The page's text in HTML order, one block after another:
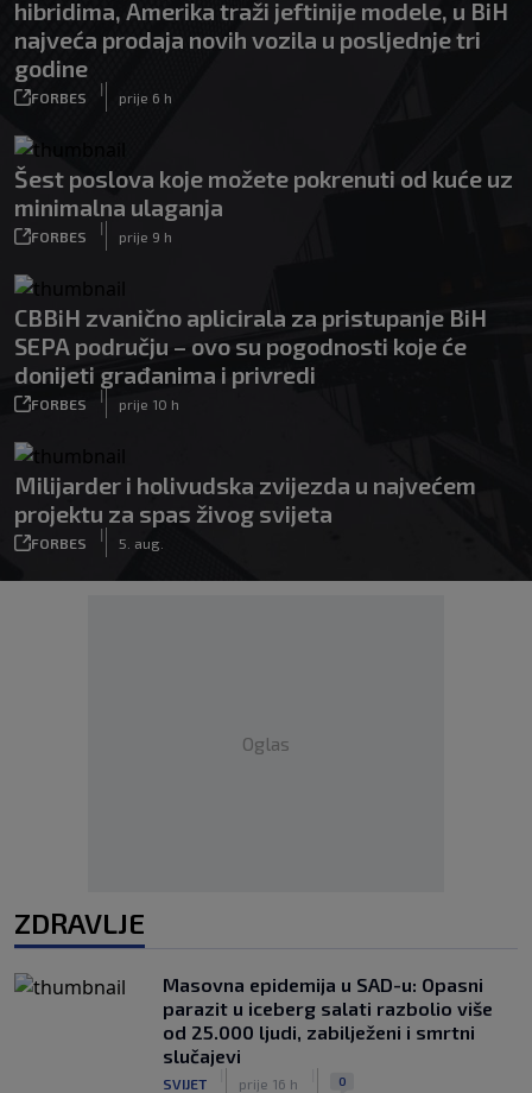
hibridima, Amerika traži jeftinije modele, u BiH
najveća prodaja novih vozila u posljednje tri
godine
FORBES
|
prije 6 h
Šest poslova koje možete pokrenuti od kuće uz
minimalna ulaganja
FORBES
|
prije 9 h
CBBiH zvanično aplicirala za pristupanje BiH
SEPA području – ovo su pogodnosti koje će
donijeti građanima i privredi
FORBES
|
prije 10 h
Milijarder i holivudska zvijezda u najvećem
projektu za spas živog svijeta
FORBES
|
5. aug.
Oglas
ZDRAVLJE
Masovna epidemija u SAD-u: Opasni
parazit u iceberg salati razbolio više
od 25.000 ljudi, zabilježeni i smrtni
slučajevi
SVIJET prije 16 h 0